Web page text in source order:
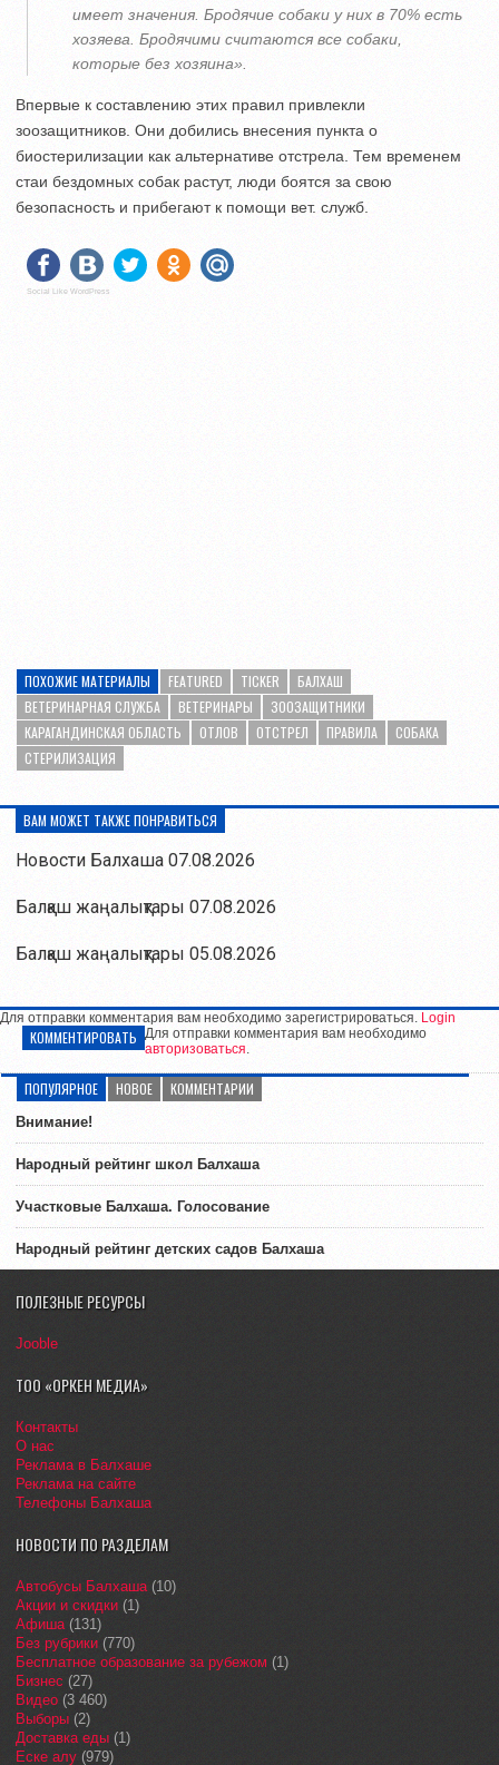
имеет значения. Бродячие собаки у них в 70% есть
хозяева. Бродячими считаются все собаки,
которые без хозяина».
Впервые к составлению этих правил привлекли
зоозащитников. Они добились внесения пункта о
биостерилизации как альтернативе отстрела. Тем временем
стаи бездомных собак растут, люди боятся за свою
безопасность и прибегают к помощи вет. служб.
Social Like WordPress
ПОХОЖИЕ МАТЕРИАЛЫ FEATURED TICKER
БАЛХАШ
ВЕТЕРИНАРНАЯ СЛУЖБА
ВЕТЕРИНАРЫ
ЗООЗАЩИТНИКИ
КАРАГАНДИНСКАЯ ОБЛАСТЬ
ОТЛОВ ОТСТРЕЛ ПРАВИЛА
СОБАКА
СТЕРИЛИЗАЦИЯ
ВАМ МОЖЕТ ТАКЖЕ ПОНРАВИТЬСЯ
Новости Балхаша 07.08.2026
Балқаш жаңалықтары 07.08.2026
Балқаш жаңалықтары 05.08.2026
Для отправки комментария вам необходимо зарегистрироваться. Login
КОММЕНТИРОВАТЬ Для отправки комментария вам необходимо
авторизоваться.
ПОПУЛЯРНОЕ НОВОЕ КОММЕНТАРИИ
Внимание!
Народный рейтинг школ Балхаша
Участковые Балхаша. Голосование
Народный рейтинг детских садов Балхаша
ПОЛЕЗНЫЕ РЕСУРСЫ
Jooble
ТОО «ОРКЕН МЕДИА»
Контакты
О нас
Реклама в Балхаше
Реклама на сайте
Телефоны Балхаша
НОВОСТИ ПО РАЗДЕЛАМ
Автобусы Балхаша(10)
Акции и скидки (1)
Афиша(131)
Без рубрики (770)
Бесплатное образование за рубежом (1)
Бизнес (27)
Видео (3 460)
Выборы (2)
Доставка еды (1)
Еске алу (979)